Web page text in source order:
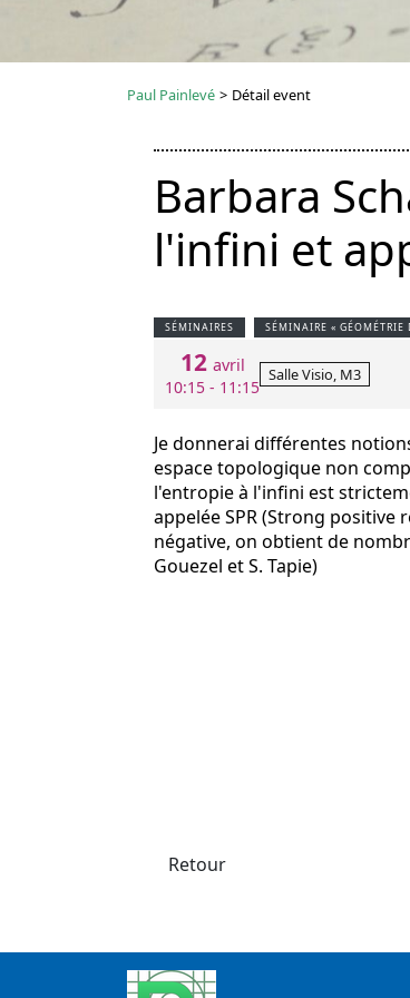
Paul Painlevé > Détail event
Barbara
l'infini et
SÉMINAIRES SÉMINAIRE « GÉOMÉTRIE
12 avril
10:15 - 11:15
Salle Visio, M3
Je donnerai différentes
espace topologique non
l'entropie à l'infini est
appelée SPR (Strong
négative, on obtient de
Gouezel et S. Tapie)
Retour